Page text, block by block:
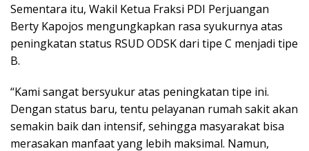
Sementara itu, Wakil Ketua Fraksi PDI Perjuangan
Berty Kapojos mengungkapkan rasa syukurnya atas
peningkatan status RSUD ODSK dari tipe C menjadi tipe
B.
“Kami sangat bersyukur atas peningkatan tipe ini.
Dengan status baru, tentu pelayanan rumah sakit akan
semakin baik dan intensif, sehingga masyarakat bisa
merasakan manfaat yang lebih maksimal. Namun,